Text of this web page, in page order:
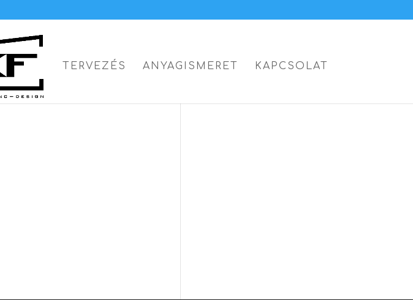
TERVEZÉS ANYAGISMERET KAPCSOLAT